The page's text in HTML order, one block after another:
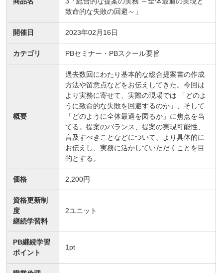
致命的な失敗の回避～」
開催日 2023年02月16日
カテゴリ PBセミナー・PBスクール要旨
概要
過去数回にわたり基本的な総合提案書の作成
方法や留意点などをお伝えしてきた。今回は
より実務に寄せて、実際の現場では 「どのよ
うに致命的な失敗を回避するのか」、そして
「どのように全体最適を図るか」に焦点を当
てる。提案のバランス、提案の実現可能性、
言及すべきことなどについて、より具体的に
お伝えし、実務に活かしていただくことを目
的とする。
価格 2,200円
資格更新制
度
継続学習料
2ユニット
PB継続学習
ポイント
1 pt